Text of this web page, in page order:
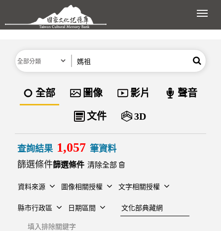
跳到主要內容區塊
展
分類 搜尋
資料類型
全部 圖像 影片 聲音
文件 3D
查詢結果 1,057 筆資料
篩選條件
清除全部
資料來源 圖像相關授權 文字相關授權
縣市行政區 日期區間
建檔單位
排除關鍵字